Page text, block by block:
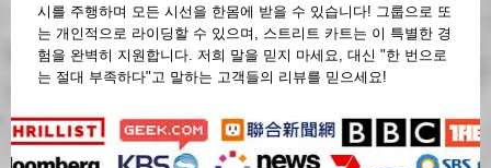
시를 주행하며 모든 시선을 한몸에 받을 수 있습니다! 그룹으로 또
는 개인적으로 라이딩할 수 있으며, 스트리트 카트는 이 특별한 경
험을 완벽히 지원합니다. 저희 말을 믿지 마세요, 대신 "한 번으로
는 절대 부족하다"고 말하는 고객들의 리뷰를 믿으세요!